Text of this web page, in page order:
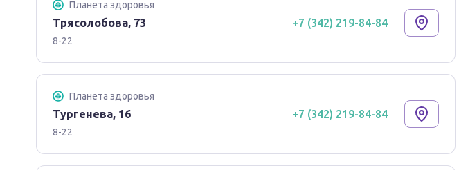
Планета здоровья
Трясолобова, 73
8-22
+7 (342) 219-84-84
Планета здоровья
Тургенева, 16
8-22
+7 (342) 219-84-84